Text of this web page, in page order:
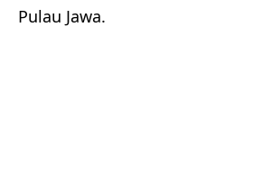
Pulau Jawa.